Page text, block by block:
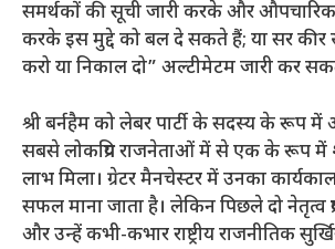
समर्थकों की सूची जारी करके और औपचारिक
करके इस मुद्दे को बल दे सकते हैं; या सर कीर
करो या निकाल दो” अल्टीमेटम जारी कर
श्री बर्नहैम को लेबर पार्टी के सदस्य के रूप में
सबसे लोकप्रिय राजनेताओं में से एक के रूप
लाभ मिला। ग्रेटर मैनचेस्टर में उनका
सफल माना जाता है। लेकिन पिछले दो नेतृत्व
और उन्हें कभी-कभार राष्ट्रीय राजनीतिक